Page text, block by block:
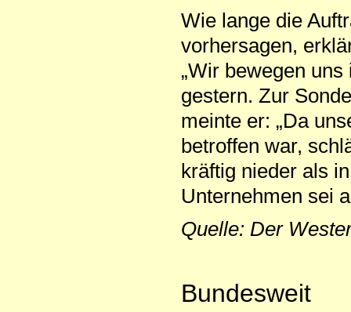
Wie lange die
vorhersagen,
„Wir bewegen
gestern. Zur
meinte er: „Da
betroffen war,
kräftig nieder als
Unternehmen sei
Quelle: Der
Bundesweit